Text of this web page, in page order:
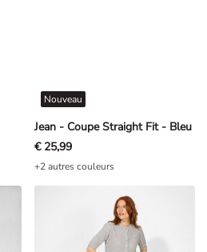
Jean - Coupe Straight Fit - Bleu
Nouveau
€ 25,99
+2 autres couleurs